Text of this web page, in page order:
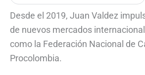
Desde el 2019, Juan Valdez
de nuevos mercados
como la Federación Nacional de
Procolombia.